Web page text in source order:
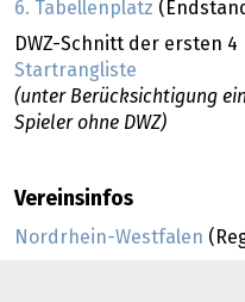
6. Tabellenplatz
DWZ-Schnitt der ersten 4
Startrangliste
(unter Berücksichtigung
Spieler ohne DWZ)
Vereinsinfos
Nordrhein-Westfalen